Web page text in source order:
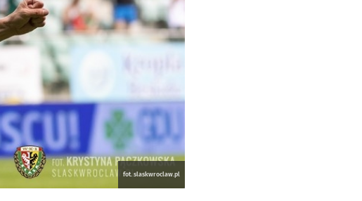
fot. slaskwroclaw.pl